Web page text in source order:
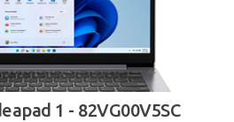
1 - 82VG00V5SC